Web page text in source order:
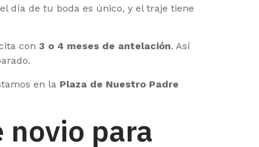
día de tu boda es único, y el traje tiene
con 3 o 4 meses de antelación. Así
en la Plaza de Nuestro Padre
novio para